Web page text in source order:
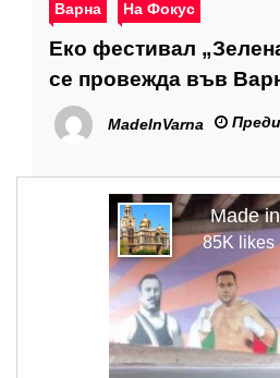
Варна На Фокус
Еко фестивал „Зелена Революция”
се провежда във
MadeInVarna
Made
85K likes